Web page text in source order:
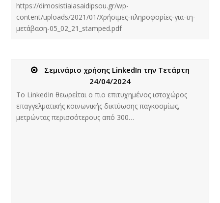
https://dimosistiaiasaidipsou.gr/wp-
content/uploads/2021/01/Χρήσιμες-πληροφορίες-για-τη-
μετάβαση-05_02_21_stamped.pdf
Σεμινάριο χρήσης LinkedIn την Τετάρτη
24/04/2024
Το LinkedIn θεωρείται ο πιο επιτυχημένος ιστοχώρος
επαγγελματικής κοινωνικής δικτύωσης παγκοσμίως,
μετρώντας περισσότερους από 300…